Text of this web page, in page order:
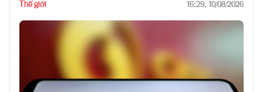
Thế giới 16:29, 10/08/2026